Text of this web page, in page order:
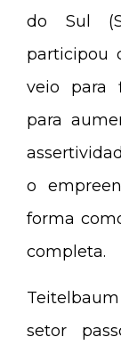
do Sul
participou
veio para
para
o
forma
completa.
setor